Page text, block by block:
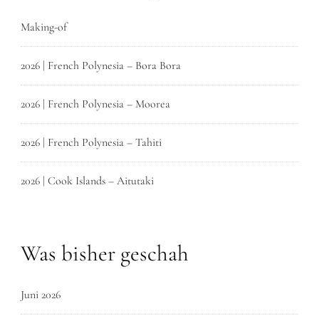
Making-of
2026 | French Polynesia – Bora Bora
2026 | French Polynesia – Moorea
2026 | French Polynesia – Tahiti
2026 | Cook Islands – Aitutaki
Was bisher geschah
Juni 2026